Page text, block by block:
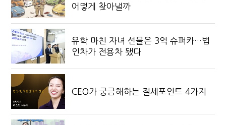
어떻게 찾아낼까
유학 마친 자녀 선물은 3억 슈퍼카…법
인차가 전용차 됐다
CEO가 궁금해하는 절세포인트 4가지